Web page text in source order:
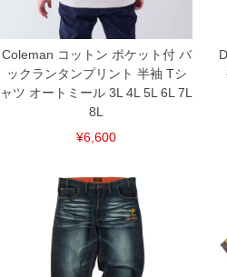
尚、裾上げした商品は返品・交換不可となりま
一部、お直しに対応出来ない商品がございま
いている、極端なデザインが施されている等)
※商品によって若干のサイズの誤差がござい
ンピュータ画面）によって、商品の色味が若
ください。
※当店での掲載商品は、実店鋪と在庫を共用し
舗からのお取り寄せ等により、お客様にご迷
す。そのようなことがない様最大限に努めて
Coleman コットン ポケット付 バ
ックランタンプリント 半袖 Tシ
ャツ オートミール 3L 4L 5L 6L 7L
8L
¥6,600